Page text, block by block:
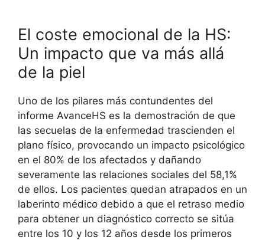
El coste emocional de la HS:
Un impacto que va más allá
de la piel
Uno de los pilares más contundentes del
informe AvanceHS es la demostración de que
las secuelas de la enfermedad trascienden el
plano físico, provocando un impacto psicológico
en el 80% de los afectados y dañando
severamente las relaciones sociales del 58,1%
de ellos. Los pacientes quedan atrapados en un
laberinto médico debido a que el retraso medio
para obtener un diagnóstico correcto se sitúa
entre los 10 y los 12 años desde los primeros